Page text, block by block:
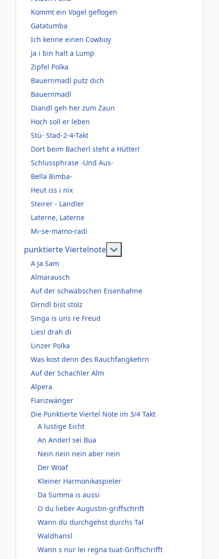
Kommt ein Vogel geflogen
Gatatumba
Ich kenne einen Cowboy
Ja i bin halt a Lump
Zipfel Polka
Bauernmadl putz dich
Bauernmadl
Diandl geh her zum Zaun
Hoch soll er leben
Stü- Stad-2-4-Takt
Dort beim Bacherl steht a Hütterl
Schlussphrase -Und Aus-
Bella Bimba-
Heut iss i nix
Steirer - Landler
Laterne, Laterne
Mi-se-mamo-radi
punktierte Viertelnote
A Ja Sam
Almarausch
Auf der schwäbschen Eisenbahne
Dirndl bist stolz
Singa is uns re Freud
Liesl drah di
Linzer Polka
Was kost denn des Rauchfangkehrn
Auf der Schachler Alm
Alpera
Fiarizwänger
Die Punktierte Viertel Note im 3/4 Takt
A lustige Eicht
An Anderl sei Bua
Nein nein nein aber nein
Der Woaf
Kleiner Harmonikaspieler
Da Summa is aussi
O du lieber Augustin-griffschrift
Wann du durchgehst durchs Tal
Waldhansl
Wann s nur lei regna tuat-Griffschrifft